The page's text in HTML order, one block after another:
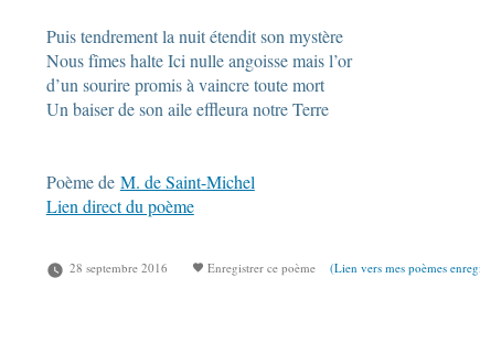
Puis tendrement la nuit étendit son mystère
Nous fîmes halte Ici nulle angoisse mais l’or
d’un sourire promis à vaincre toute mort
Un baiser de son aile effleura notre Terre
Poème de M. de Saint-Michel
Lien direct du poème
28 septembre 2016 Enregistrer ce poème (Lien vers mes poèmes